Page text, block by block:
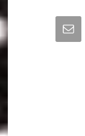
Barra
lateral